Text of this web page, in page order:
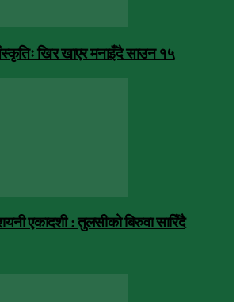
खिर खाएर मनाइँदै साउन १५
एकादशी : तुलसीको बिरुवा सारिँदै